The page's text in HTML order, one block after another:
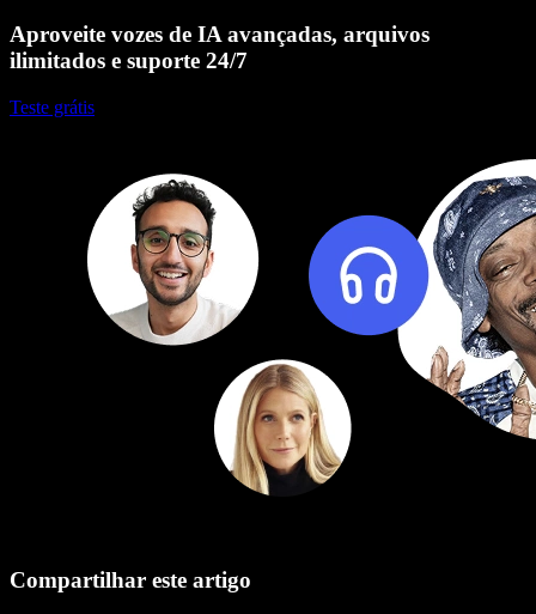
Aproveite vozes de IA avançadas, arquivos
ilimitados e suporte 24/7
Teste grátis
Compartilhar este artigo